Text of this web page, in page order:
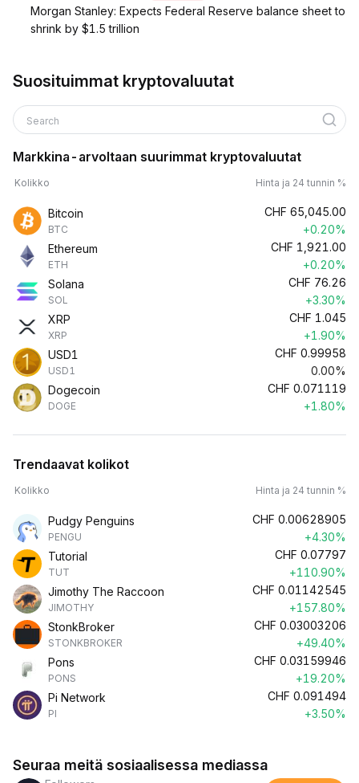
Morgan Stanley: Expects Federal Reserve balance sheet to
shrink by $1.5 trillion
Suosituimmat kryptovaluutat
Search
Markkina-arvoltaan suurimmat kryptovaluutat
Kolikko Hinta ja 24 tunnin %
Bitcoin
BTC
CHF 65,045.00
+0.20%
Ethereum
ETH
CHF 1,921.00
+0.20%
Solana
SOL
CHF 76.26
+3.30%
XRP
XRP
CHF 1.045
+1.90%
USD1
USD1
CHF 0.99958
0.00%
Dogecoin
DOGE
CHF 0.071119
+1.80%
Trendaavat kolikot
Kolikko Hinta ja 24 tunnin %
Pudgy Penguins
PENGU
CHF 0.00628905
+4.30%
Tutorial
TUT
CHF 0.07797
+110.90%
Jimothy The Raccoon
JIMOTHY
CHF 0.01142545
+157.80%
StonkBroker
STONKBROKER
CHF 0.03003206
+49.40%
Pons
PONS
CHF 0.03159946
+19.20%
Pi Network
PI
CHF 0.091494
+3.50%
Seuraa meitä sosiaalisessa mediassa